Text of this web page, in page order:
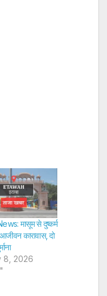
मासूम से दुष्कर्म
कारावास, दो
8, 2026